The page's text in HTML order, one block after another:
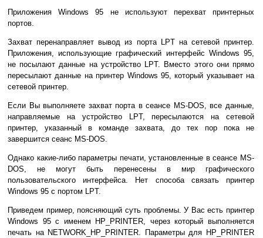
Приложения Windows 95 не используют перехват принтерных
портов.
Захват перенаправляет вывод из порта LPT на сетевой принтер.
Приложения, использующие графический интерфейс Windows 95,
не посылают данные на устройство LPT. Вместо этого они прямо
пересылают данные на принтер Windows 95, который указывает на
сетевой принтер.
Если Вы выполняете захват порта в сеансе MS-DOS, все данные,
направляемые на устройство LPT, пересылаются на сетевой
принтер, указанный в команде захвата, до тех пор пока не
завершится сеанс MS-DOS.
Однако какие-либо параметры печати, установленные в сеансе MS-
DOS, не могут быть перенесены в мир графического
пользовательского интерфейса. Нет способа связать принтер
Windows 95 с портом LPT.
Приведем пример, поясняющий суть проблемы. У Вас есть принтер
Windows 95 с именем HP_PRINTER, через который выполняется
печать на NETWORK_HP_PRINTER. Параметры для HP_PRINTER